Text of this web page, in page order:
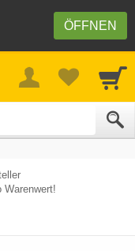
ÖFFNEN
Warenwert!